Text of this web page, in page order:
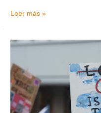
Leer más »